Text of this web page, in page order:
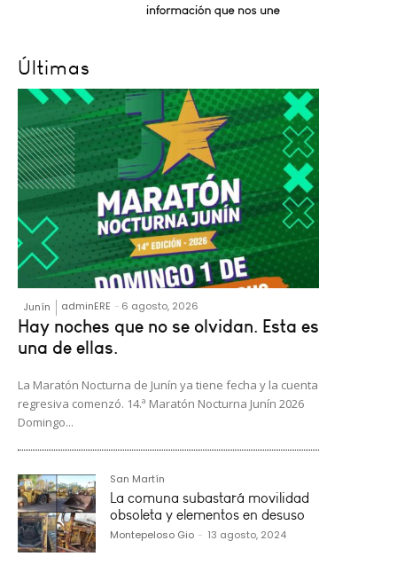
Últimas
Junín adminERE - 6 agosto, 2026
Hay noches que no se olvidan. Esta es
una de ellas.
La Maratón Nocturna de Junín ya tiene fecha y la cuenta
regresiva comenzó. 14.ª Maratón Nocturna Junín 2026
Domingo...
San Martín
La comuna subastará movilidad
obsoleta y elementos en desuso
Montepeloso Gio - 13 agosto, 2024